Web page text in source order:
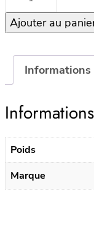
Set
Panier
Magazine
Ajouter au
Poids
Marque